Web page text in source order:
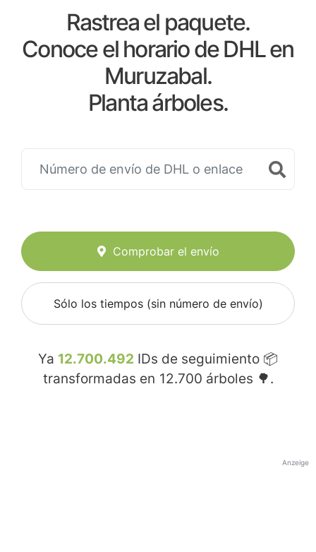
Rastrea el paquete.
Conoce el horario de DHL en
Muruzabal.
Planta árboles.
Comprobar el envío
Sólo los tiempos (sin número de envío)
Ya 12.700.492 IDs de seguimiento 📦
transformadas en 12.700 árboles 🌳.
Anzeige